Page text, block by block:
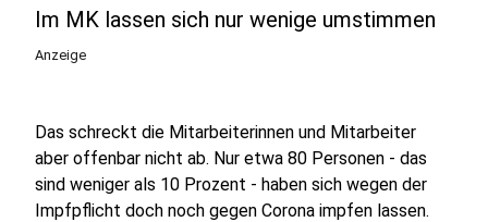
Im MK lassen sich nur wenige umstimmen
Anzeige
Das schreckt die Mitarbeiterinnen und Mitarbeiter
aber offenbar nicht ab. Nur etwa 80 Personen - das
sind weniger als 10 Prozent - haben sich wegen der
Impfpflicht doch noch gegen Corona impfen lassen.